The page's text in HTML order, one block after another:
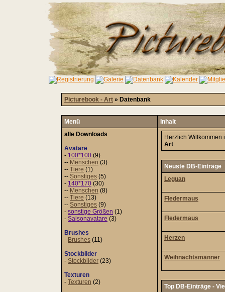
Picturebook - Art » Datenbank
Menü
Inhalt
alle Downloads
Avatare
- 100*100 (9)
-- Menschen (3)
-- Tiere (1)
-- Sonstiges (5)
- 140*170 (30)
-- Menschen (8)
-- Tiere (13)
-- Sonstiges (9)
- sonstige Größen (1)
- Saisonavatare (3)
Brushes
- Brushes (11)
Stockbilder
- Stockbilder (23)
Texturen
- Texturen (2)
Herzlich
Art.
Neuste DB-Einträge
Leguan
Fledermaus
Fledermaus
Herzen
Weihnachtsmänner
Top DB-Einträge -